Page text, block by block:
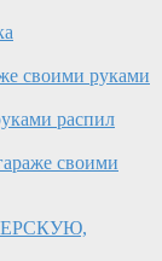
своими руками
распил
своими